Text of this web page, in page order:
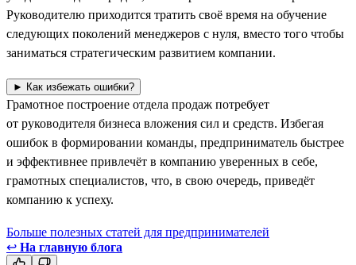
Руководителю приходится тратить своё время на обучение
следующих поколений менеджеров с нуля, вместо того чтобы
заниматься стратегическим развитием компании.
► Как избежать ошибки?
Грамотное построение отдела продаж потребует
от руководителя бизнеса вложения сил и средств. Избегая
ошибок в формировании команды, предприниматель быстрее
и эффективнее привлечёт в компанию уверенных в себе,
грамотных специалистов, что, в свою очередь, приведёт
компанию к успеху.
Больше полезных статей для предпринимателей
↩ На главную блога